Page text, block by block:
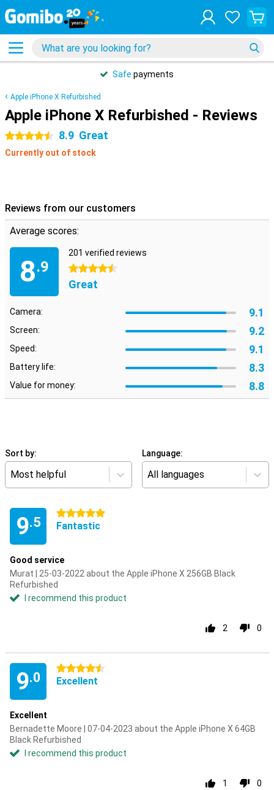
Safe payments
Apple iPhone X Refurbished
Apple iPhone X Refurbished - Reviews
4.5 stars 8.9 Great
Currently out of stock
Reviews from our customers
Average scores:
8.9
201 verified reviews
4.5 stars
Great
Camera: 9.1
Screen: 9.2
Speed: 9.1
Battery life: 8.3
Value for money: 8.8
Sort by:
Most helpful
Language:
All languages
9.5
5 stars
Fantastic
Good service
Murat | 25-03-2022 about the Apple iPhone X 256GB Black
Refurbished
I recommend this product
2 0
9.0
4.5 stars
Excellent
Excellent
Bernadette Moore | 07-04-2023 about the Apple iPhone X 64GB
Black Refurbished
I recommend this product
1 0